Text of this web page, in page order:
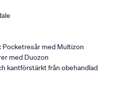
Pocketresår med Multizon
med Duozon
kantförstärkt från obehandlad